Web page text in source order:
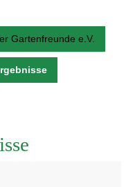
Gartenfreunde e.V.